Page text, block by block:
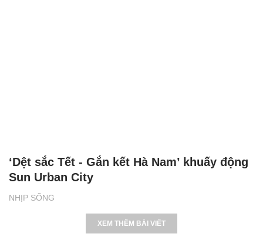
NHỊP SỐNG
‘Dệt sắc Tết - Gắn kết Hà Nam’ khuấy động
Sun Urban City
XEM THÊM BÀI VIẾT